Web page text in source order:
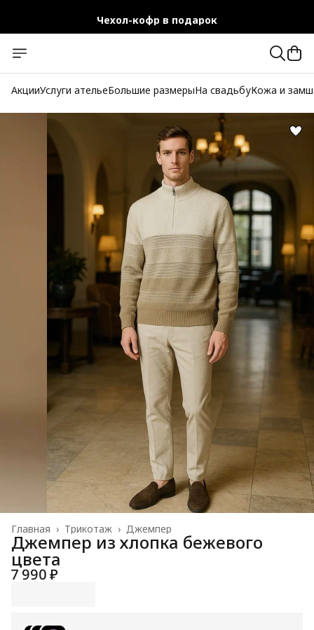
Чехол-кофр в подарок
Бесплатная доставка при заказе от 10 000 руб.
АкцииУслуги ательеБольшие размерыНа свадьбуКожа и
Джемпер
Трикотаж ›
Главная ›
Джемпер из хлопка бежевого
цвета
7 990 ₽